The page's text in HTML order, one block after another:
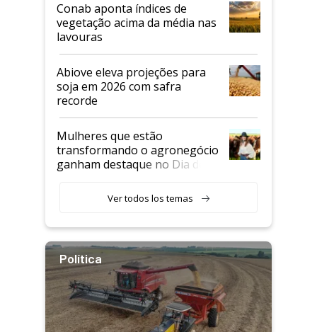
Conab aponta índices de
vegetação acima da média nas
lavouras
Abiove eleva projeções para
soja em 2026 com safra
recorde
Mulheres que estão
transformando o agronegócio
ganham destaque no Dia do
Ver todos los temas
Política